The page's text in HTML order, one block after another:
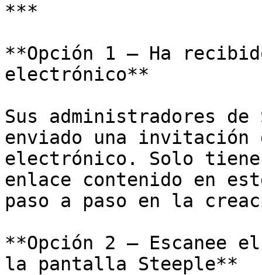
***
**Opción 1 — Ha
electrónico**
Sus administradores
enviado una invitación
electrónico. Solo
enlace contenido en
paso a paso en la
**Opción 2 — Escanee
la pantalla Steeple**